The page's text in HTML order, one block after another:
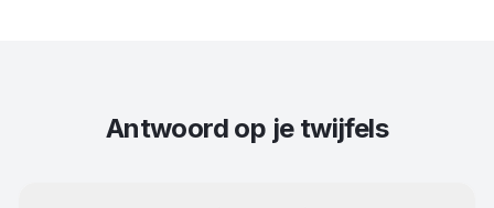
Antwoord op je twijfels